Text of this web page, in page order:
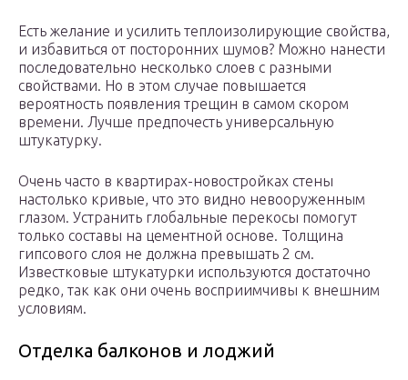
Есть желание и усилить теплоизолирующие свойства,
и избавиться от посторонних шумов? Можно нанести
последовательно несколько слоев с разными
свойствами. Но в этом случае повышается
вероятность появления трещин в самом скором
времени. Лучше предпочесть универсальную
штукатурку.
Очень часто в квартирах-новостройках стены
настолько кривые, что это видно невооруженным
глазом. Устранить глобальные перекосы помогут
только составы на цементной основе. Толщина
гипсового слоя не должна превышать 2 см.
Известковые штукатурки используются достаточно
редко, так как они очень восприимчивы к внешним
условиям.
Отделка балконов и лоджий